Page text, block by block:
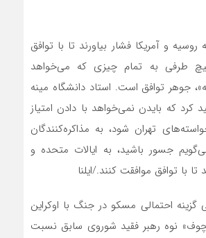
روسیه و آمریکا فشار بیاورند تا با توافق
طرفی به تمام چیزی که می‌خواهد
جوهر توافق است. استاد دانشگاه مینه
کرد که بایدن نمی‌خواهد با دادن امتیاز
تهران شود، به مذاکره‌کنندگان
جسور باشید، به ایالات متحده و
تا با توافق موافقت کنند./ایلنا
گزینه احتمالی مسکو در جنگ با اوکراین
نوه رهبر فقید شوروی سابق نسبت